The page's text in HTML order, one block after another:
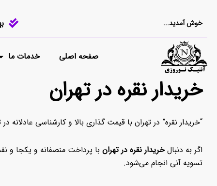
پرش
به
محتوا
خوش آمدید...
صفحه اصلی خدمات ما
خریدار نقره در تهران
“خریدار نقره” در تهران با قیمت گذاری بالا و کارشناسی عادلانه در تمام نقاط 09126761611 تضمینی به سود شما
اگر به دنبالخریدار نقره در تهران با پرداخت منصفانه و یکجا و
تسویه آنی انجام می‌شود.